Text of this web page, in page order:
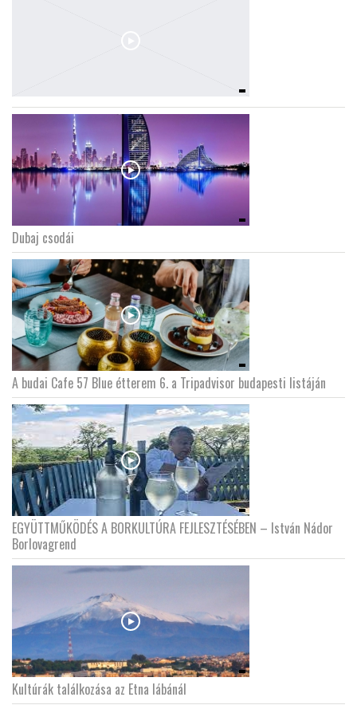
Dubaj csodái
A budai Cafe 57 Blue étterem 6. a Tripadvisor budapesti listáján
EGYÜTTMŰKÖDÉS A BORKULTÚRA FEJLESZTÉSÉBEN – István Nádor
Borlovagrend
Kultúrák találkozása az Etna lábánál